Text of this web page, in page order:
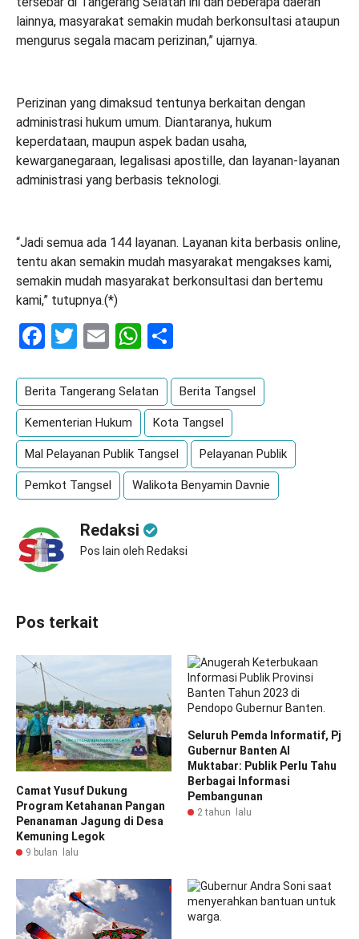
lainnya, masyarakat semakin mudah berkonsultasi ataupun
mengurus segala macam perizinan,” ujarnya.
Perizinan yang dimaksud tentunya berkaitan dengan
administrasi hukum umum. Diantaranya, hukum
keperdataan, maupun aspek badan usaha,
kewarganegaraan, legalisasi apostille, dan layanan-layanan
administrasi yang berbasis teknologi.
“Jadi semua ada 144 layanan. Layanan kita berbasis online,
tentu akan semakin mudah masyarakat mengakses kami,
semakin mudah masyarakat berkonsultasi dan bertemu
kami,” tutupnya.(*)
Facebook
Twitter
EmailWhatsApp
Berita Tangerang Selatan Berita Tangsel
Kementerian Hukum Kota Tangsel
Mal Pelayanan Publik Tangsel Pelayanan Publik
Pemkot Tangsel Walikota Benyamin Davnie
Redaksi
Pos lain oleh Redaksi
Pos terkait
Camat Yusuf Dukung
Program Ketahanan Pangan
Penanaman Jagung di Desa
Kemuning Legok
9 bulan lalu
Seluruh Pemda Informatif, Pj
Gubernur Banten Al
Muktabar: Publik Perlu Tahu
Berbagai Informasi
Pembangunan
2 tahun lalu